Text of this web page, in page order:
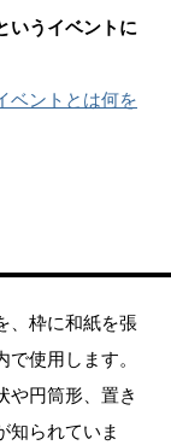
いうイベントに
ベントとは何を
、枠に和紙を張
使用します。
や円筒形、置き
知られていま